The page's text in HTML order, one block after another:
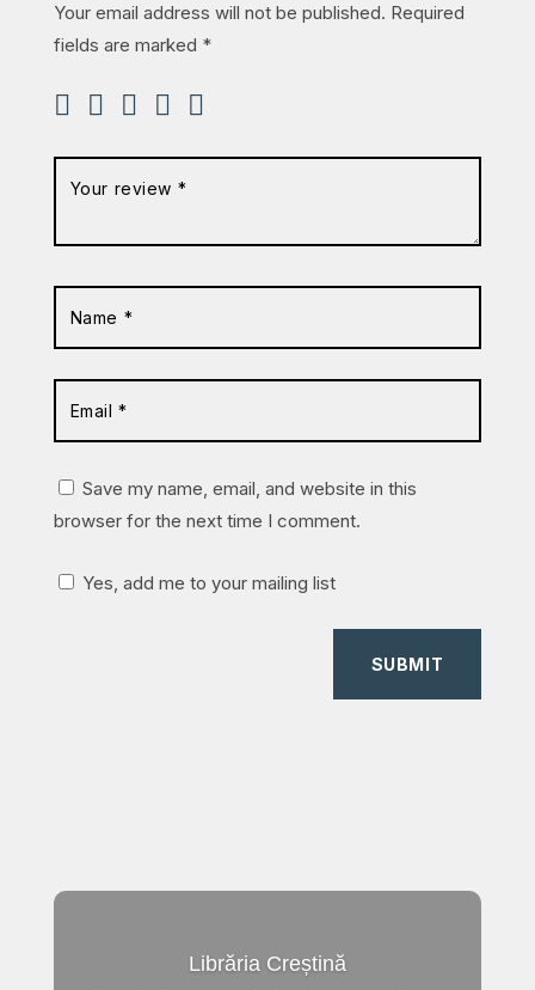
Your email address will not be published. Required
fields are marked *
Save my name, email, and website in this
browser for the next time I comment.
Yes, add me to your mailing list
SUBMIT
Librăria Creștină